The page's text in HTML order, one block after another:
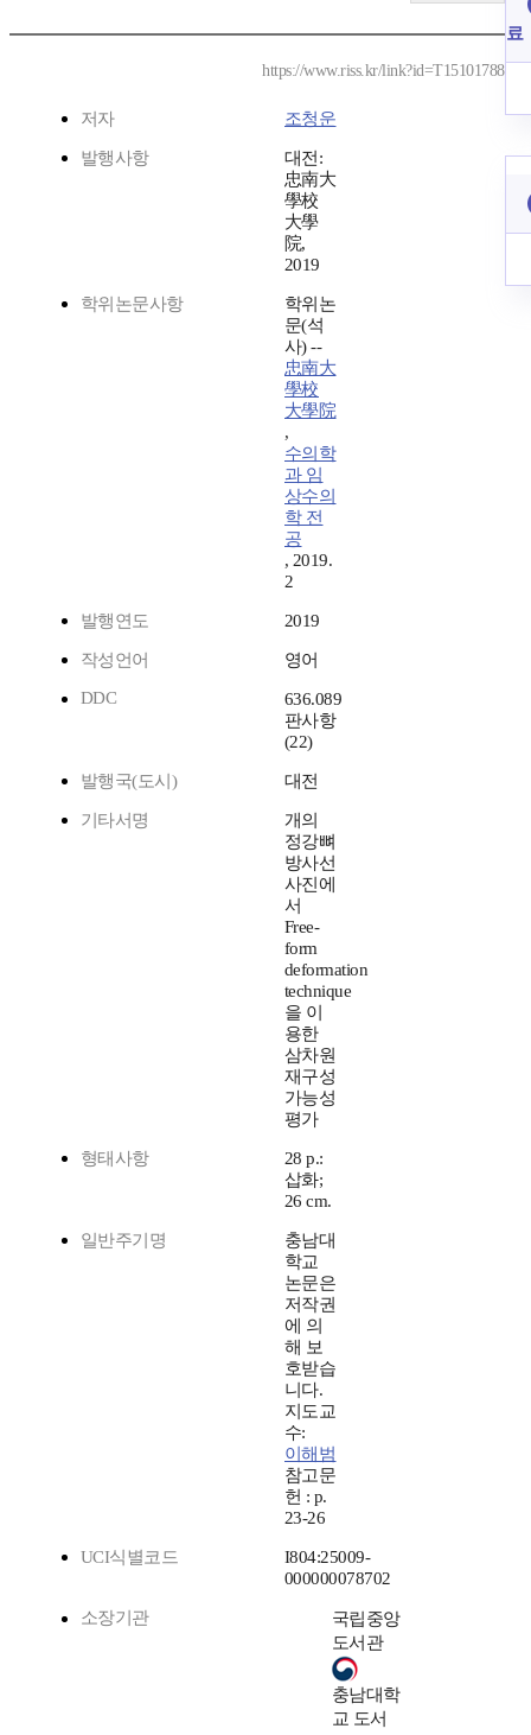
https://www.riss.kr/link?id=T15101788
저자 조청운
발행사항
대전:
忠南大
學校
大學
院,
2019
학위논문사항
학위논
문(석
사) --
忠南大
學校
大學院
,
수의학
과 임
상수의
학 전
공
, 2019.
2
발행연도 2019
작성언어
영어
DDC
636.089
판사항
(22)
발행국(도시) 대전
기타서명
개의
정강뼈
방사선
사진에
서
Free-
form
deformation
technique
을 이
용한
삼차원
재구성
가능성
평가
형태사항
28 p.:
삽화;
26 cm.
일반주기명
충남대
학교
논문은
저작권
에 의
해 보
호받습
니다.
지도교
수:
이해범
참고문
헌 : p.
23-26
UCI식별코드
I804:25009-
000000078702
소장기관
국립중앙
도서관
충남대학
교 도서
료